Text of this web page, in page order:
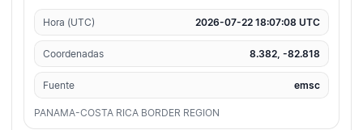
Hora (UTC) 2026-07-22 18:07:08 UTC
Coordenadas 8.382, -82.818
Fuente emsc
PANAMA-COSTA RICA BORDER REGION